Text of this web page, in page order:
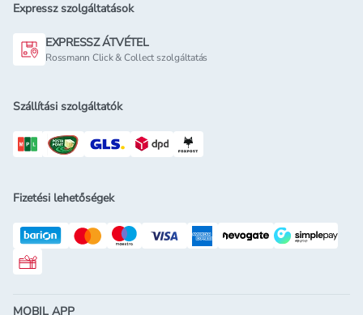
Expressz szolgáltatások
EXPRESSZ ÁTVÉTEL
Rossmann Click & Collect szolgáltatás
Szállítási szolgáltatók
Fizetési lehetőségek
Rossmann ajándékkártya
MOBIL APP